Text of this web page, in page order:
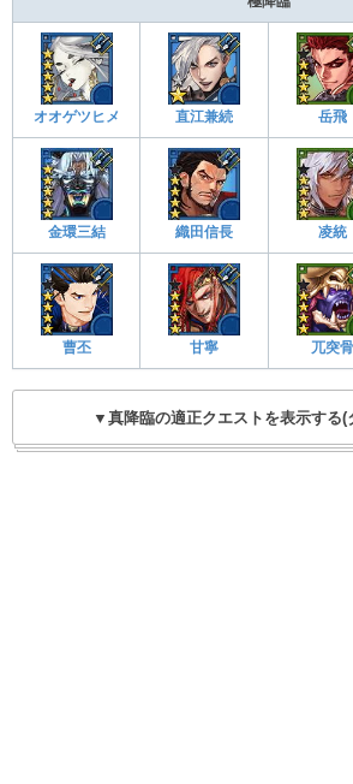
オオゲツヒメ 直江兼続 岳飛
金環三結 織田信長 凌統
曹丕 甘寧 兀突骨
▼真降臨の適正クエストを表示する(